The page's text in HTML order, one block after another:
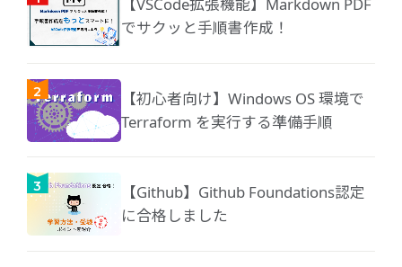
でサクッと手順書作成！
【初心者向け】Windows OS 環境で
Terraform を実行する準備手順
【Github】Github Foundations認定
に合格しました